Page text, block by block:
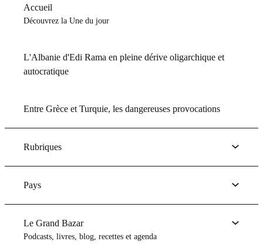
Accueil
Découvrez la Une du jour
L'Albanie d'Edi Rama en pleine dérive oligarchique et
autocratique
Entre Grèce et Turquie, les dangereuses provocations
Rubriques
Pays
Le Grand Bazar
Podcasts, livres, blog, recettes et agenda